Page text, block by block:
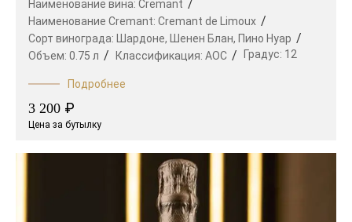
Наименование вина: Cremant
Наименование Cremant: Cremant de Limoux
Сорт винограда:
Шардоне, Шенен Блан, Пино Нуар
Объем: 0.75 л Классификация: AOC Градус: 12
Подробнее
3 200 ₽
Цена за бутылку